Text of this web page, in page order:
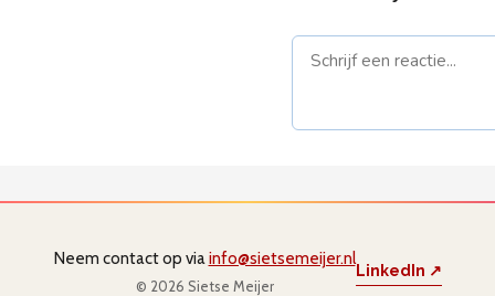
Neem contact op viainfo@sietsemeijer.nl
© 2026 Sietse Meijer
LinkedIn ↗